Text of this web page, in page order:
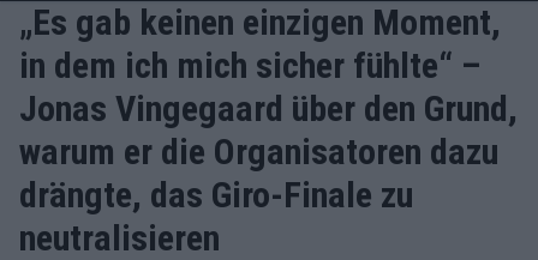
„Es gab keinen einzigen Moment,
in dem ich mich sicher fühlte“ –
Jonas Vingegaard über den Grund,
warum er die Organisatoren dazu
drängte, das Giro-Finale zu
neutralisieren